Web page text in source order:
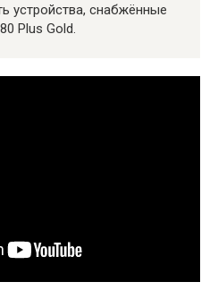
устройства, снабжённые
Plus Gold.